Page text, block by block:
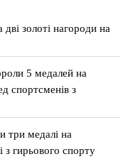
золоті нагороди на
5 медалей на
спортсменів з
медалі на
з гирьового спорту